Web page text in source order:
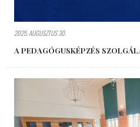
2025. AUGUSZTUS 30.
A PEDAGÓGUSKÉPZÉS